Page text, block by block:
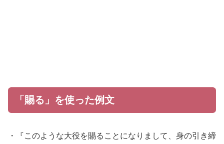
「賜る」を使った例文
・『このような大役を賜ることになりまして、身の引き締